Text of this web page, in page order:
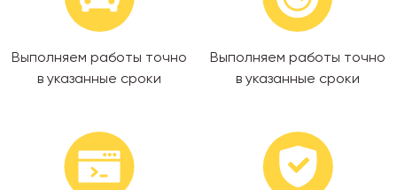
Выполняем работы точно
в указанные сроки
Выполняем работы точно
в указанные сроки